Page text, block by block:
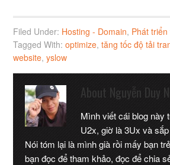
Filed Under: Hosting - Domain, Phát
Tagged With:optimize,tăng tốc độ tải
website,yslow
About Nguyễn Duy
Mình viết cái blog này
U2x, giờ là 3Ux và
Nói tóm lại là mình già rồi mấy bạn
bạn đọc để tham khảo, đọc để chia